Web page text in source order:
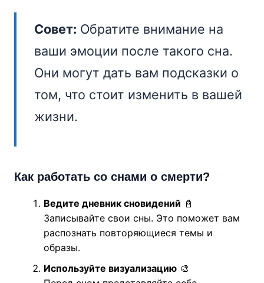
Совет: Обратите внимание на
ваши эмоции после такого сна.
Они могут дать вам подсказки о
том, что стоит изменить в вашей
жизни.
Как работать со снами о смерти?
Ведите дневник сновидений 📓
Записывайте свои сны. Это поможет вам
распознать повторяющиеся темы и
образы.
Используйте визуализацию🎨